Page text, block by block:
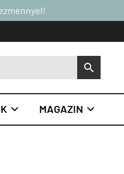
S
 MAGAZIN 